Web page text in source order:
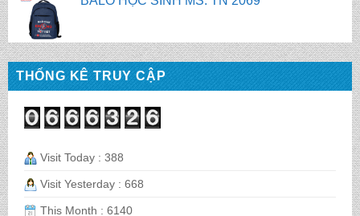
CẶP HỌC SINH MS: TN 5016
CẶP HỌC SINH MS: TN 5015
CẶP HỌC SINH MS: TN 5014
THỐNG KÊ TRUY CẬP
Visit Today : 388
Visit Yesterday : 668
This Month : 6140